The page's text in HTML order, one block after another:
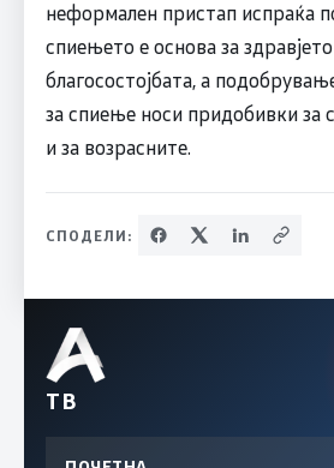
неформален пристап испраќа
спиењето е основа за
благосостојбата, а
за спиење носи придобивки за
и за возрасните.
СПОДЕЛИ:
ТВ